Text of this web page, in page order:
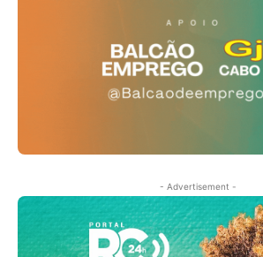
- Advertisement -